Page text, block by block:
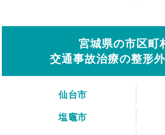
宮城県の市区町
交通事故治療の整形
仙台市
塩竈市